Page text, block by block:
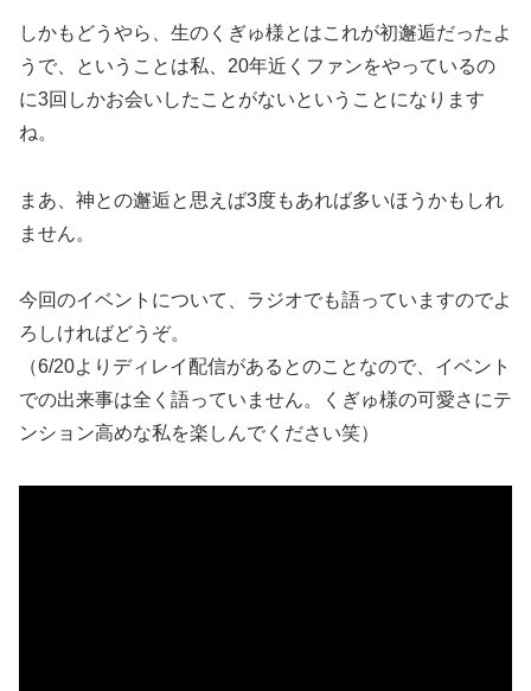
しかもどうやら、生のくぎゅ様とはこれが初邂逅だったよ
うで、ということは私、20年近くファンをやっているの
に3回しかお会いしたことがないということになります
ね。
まあ、神との邂逅と思えば3度もあれば多いほうかもしれ
ません。
今回のイベントについて、ラジオでも語っていますのでよ
ろしければどうぞ。
（6/20よりディレイ配信があるとのことなので、イベント
での出来事は全く語っていません。くぎゅ様の可愛さにテ
ンション高めな私を楽しんでください笑）